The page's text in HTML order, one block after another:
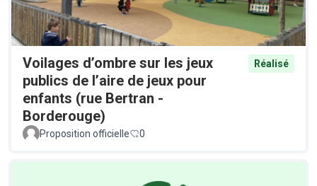
Voilages d’ombre sur les jeux
publics de l’aire de jeux pour
enfants (rue Bertran -
Borderouge)
Réalisé
Proposition officielle 0